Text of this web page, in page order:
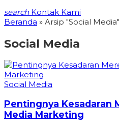
search Kontak Kami
Beranda » Arsip "Social Media"
Social Media
Social Media
Pentingnya Kesadaran
Media Marketing